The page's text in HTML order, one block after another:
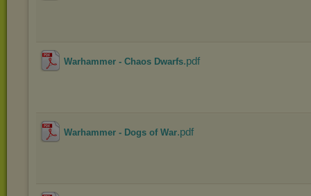
Warhammer - Chaos Dwarfs.pdf
Warhammer - Dogs of War.pdf